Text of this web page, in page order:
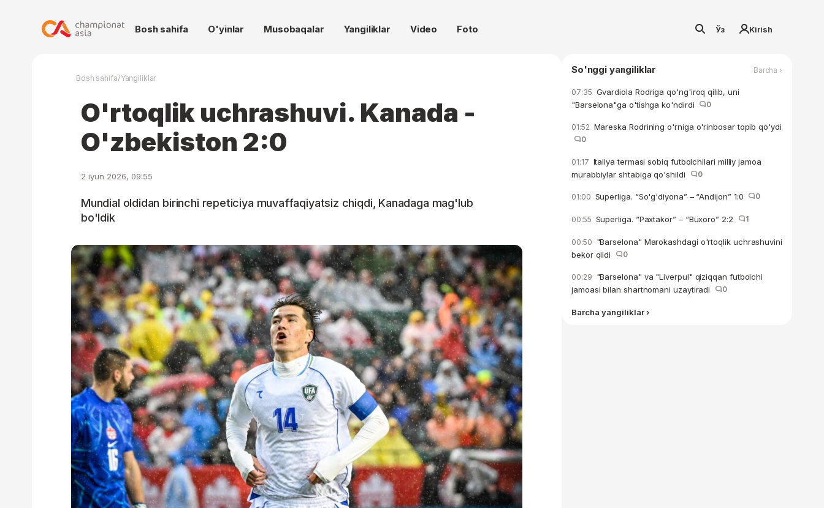
Bosh sahifa O'yinlar Musobaqalar Yangiliklar Video Foto Ўз Kirish
Bosh sahifa/Yangiliklar
O'rtoqlik uchrashuvi. Kanada -
O'zbekiston 2:0
2 iyun 2026, 09:55
Mundial oldidan birinchi repeticiya muvaffaqiyatsiz chiqdi, Kanadaga mag'lub
bo'ldik
So'nggi yangiliklar Barcha ›
07:35 Gvardiola Rodriga qo'ng'iroq qilib, uni
"Barselona"ga o'tishga ko'ndirdi
0
01:52 Mareska Rodrining o'rniga o'rinbosar topib qo'ydi
0
01:17 Italiya termasi sobiq futbolchilari milliy jamoa
murabbiylar shtabiga qo'shildi
0
01:00 Superliga. “So'g'diyona” – “Andijon” 1:0 0
00:55 Superliga. “Paxtakor” – “Buxoro” 2:2 1
00:50 "Barselona" Marokashdagi o'rtoqlik uchrashuvini
bekor qildi
0
00:29 "Barselona" va "Liverpul" qiziqqan futbolchi
jamoasi bilan shartnomani uzaytiradi
0
Barcha yangiliklar ›